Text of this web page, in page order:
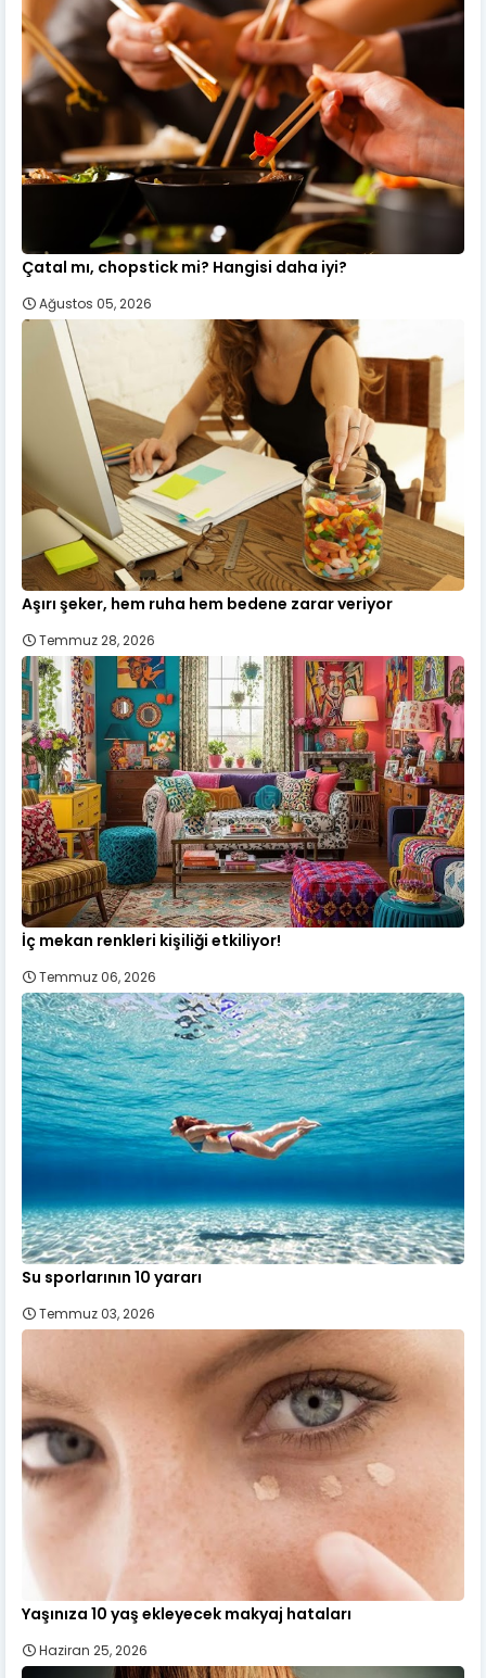
Çatal mı, chopstick mi? Hangisi daha iyi?
Ağustos 05, 2026
Aşırı şeker, hem ruha hem bedene zarar veriyor
Temmuz 28, 2026
İç mekan renkleri kişiliği etkiliyor!
Temmuz 06, 2026
Su sporlarının 10 yararı
Temmuz 03, 2026
Yaşınıza 10 yaş ekleyecek makyaj hataları
Haziran 25, 2026